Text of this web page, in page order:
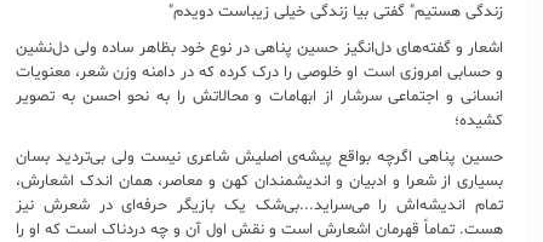
زندگی هستیم" گفتی بیا زندگی خیلی زیباست دویدم"
اشعار و گفته‌های دل‌انگیز حسین پناهی در نوع خود بظاهر ساده ولی دل‌نشین
و حسابی امروزی است او خلوصی را درک کرده که در دامنه وزن شعر، معنویات
انسانی و اجتماعی سرشار از ابهامات و محالاتش را به نحو احسن به تصویر
کشیده؛
حسین پناهی اگرچه بواقع پیشه‌ی اصلیش شاعری نیست ولی بی‌تردید بسان
بسیاری از شعرا و ادبیان و اندیشمندان کهن و معاصر، همان اندک اشعارش،
تمام اندیشه‌اش را می‌سراید...بی‌شک یک بازیگر حرفه‌ای در شعرش نیز
هست. تماماً قهرمان اشعارش است و نقش اول آن و چه دردناک است که او را